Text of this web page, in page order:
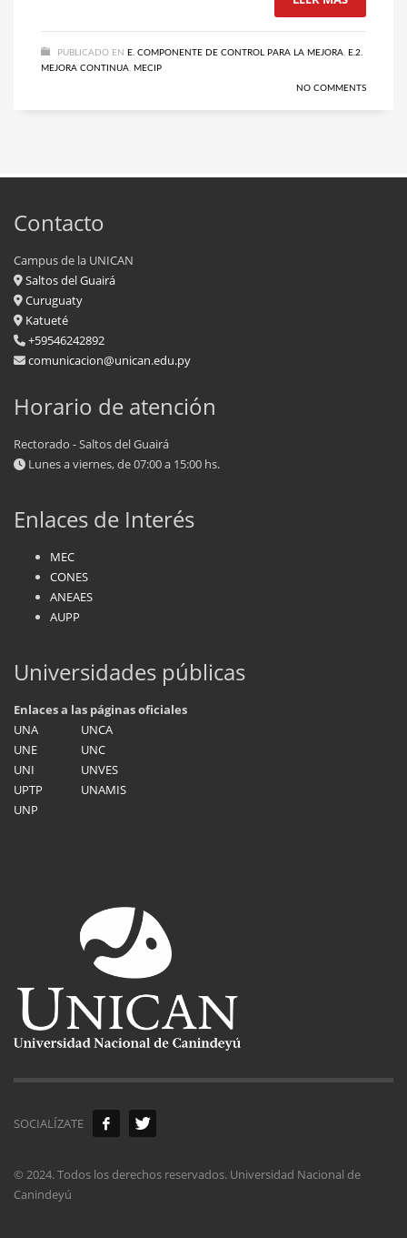
PUBLICADO EN E. COMPONENTE DE CONTROL PARA LA MEJORA
E.2.
MEJORA CONTINUA MECIP
NO COMMENTS
Contacto
Campus de la UNICAN
Saltos del Guairá
Curuguaty
Katueté
+59546242892
comunicacion@unican.edu.py
Horario de atención
Rectorado - Saltos del Guairá
Lunes a viernes, de 07:00 a 15:00 hs.
Enlaces de Interés
MEC
CONES
ANEAES
AUPP
Universidades públicas
Enlaces a las páginas oficiales
UNA
UNCA
UNE
UNC
UNI
UNVES
UPTP
UNAMIS
UNP
SOCIALÍZATE
© 2024. Todos los derechos reservados. Universidad Nacional de
Canindeyú